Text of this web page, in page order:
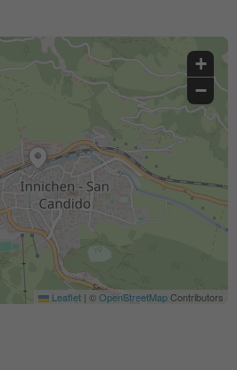
+
−
Leaflet | ©OpenStreetMapContributors